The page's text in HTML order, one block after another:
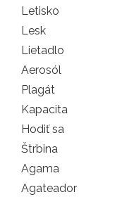
Letisko
Lesk
Lietadlo
Aerosól
Plagát
Kapacita
Hodiť sa
Štrbina
Agama
Agateador